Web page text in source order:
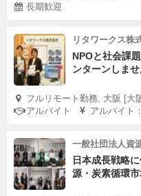
長期歓迎
リタワークス株
NPOと社会課
ンターンしませ
フルリモート勤務, 大阪 [大
アルバイト
アルバイト
一般社団法人資
日本成長戦略
源・炭素循環